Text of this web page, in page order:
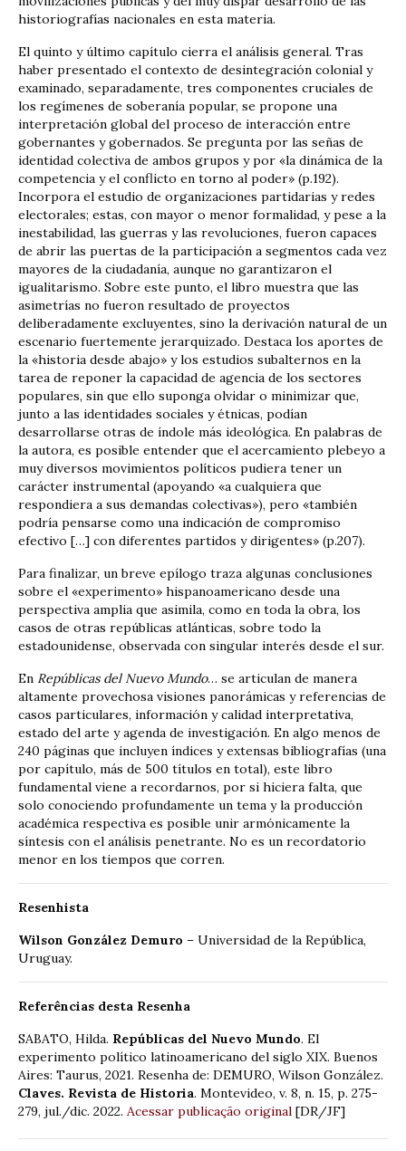
historiografías nacionales en esta materia.
El quinto y último capítulo cierra el análisis general. Tras
haber presentado el contexto de desintegración colonial y
examinado, separadamente, tres componentes cruciales de
los regímenes de soberanía popular, se propone una
interpretación global del proceso de interacción entre
gobernantes y gobernados. Se pregunta por las señas de
identidad colectiva de ambos grupos y por «la dinámica de la
competencia y el conflicto en torno al poder» (p.192).
Incorpora el estudio de organizaciones partidarias y redes
electorales; estas, con mayor o menor formalidad, y pese a la
inestabilidad, las guerras y las revoluciones, fueron capaces
de abrir las puertas de la participación a segmentos cada vez
mayores de la ciudadanía, aunque no garantizaron el
igualitarismo. Sobre este punto, el libro muestra que las
asimetrías no fueron resultado de proyectos
deliberadamente excluyentes, sino la derivación natural de un
escenario fuertemente jerarquizado. Destaca los aportes de
la «historia desde abajo» y los estudios subalternos en la
tarea de reponer la capacidad de agencia de los sectores
populares, sin que ello suponga olvidar o minimizar que,
junto a las identidades sociales y étnicas, podían
desarrollarse otras de índole más ideológica. En palabras de
la autora, es posible entender que el acercamiento plebeyo a
muy diversos movimientos políticos pudiera tener un
carácter instrumental (apoyando «a cualquiera que
respondiera a sus demandas colectivas»), pero «también
podría pensarse como una indicación de compromiso
efectivo […] con diferentes partidos y dirigentes» (p.207).
Para finalizar, un breve epílogo traza algunas conclusiones
sobre el «experimento» hispanoamericano desde una
perspectiva amplia que asimila, como en toda la obra, los
casos de otras repúblicas atlánticas, sobre todo la
estadounidense, observada con singular interés desde el sur.
En Repúblicas del Nuevo Mundo… se articulan de manera
altamente provechosa visiones panorámicas y referencias de
casos particulares, información y calidad interpretativa,
estado del arte y agenda de investigación. En algo menos de
240 páginas que incluyen índices y extensas bibliografías (una
por capítulo, más de 500 títulos en total), este libro
fundamental viene a recordarnos, por si hiciera falta, que
solo conociendo profundamente un tema y la producción
académica respectiva es posible unir armónicamente la
síntesis con el análisis penetrante. No es un recordatorio
menor en los tiempos que corren.
Resenhista
Wilson González Demuro – Universidad de la República,
Uruguay.
Referências desta Resenha
SABATO, Hilda. Repúblicas del Nuevo Mundo. El
experimento político latinoamericano del siglo XIX. Buenos
Aires: Taurus, 2021. Resenha de: DEMURO, Wilson González.
Claves. Revista de Historia. Montevideo, v. 8, n. 15, p. 275-
279, jul./dic. 2022. Acessar publicação original [DR/JF]